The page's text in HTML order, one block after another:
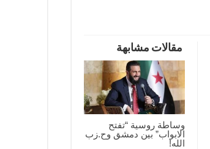
مقالات مشابهة
وساطة روسية “تفتح
الابواب” بين دمشق وح.زب
الله!